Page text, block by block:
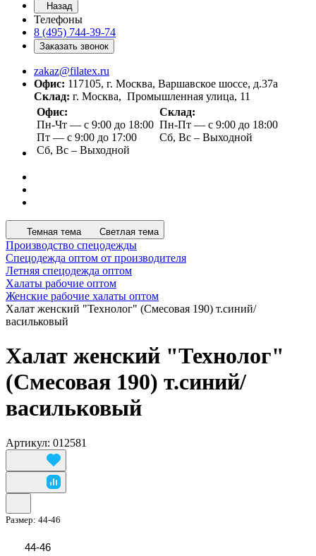
Назад
Телефоны
8 (495) 744-39-74
Заказать звонок
zakaz@filatex.ru
Офис: 117105, г. Москва, Варшавское шоссе, д.37а
Склад: г. Москва, Промышленная улица, 11
Офис:
Пн-Чт — с 9:00 до 18:00
Пт — с 9:00 до 17:00
Сб, Вс – Выходной
Склад:
Пн-Пт — с 9:00 до 18:00
Сб, Вс – Выходной
Темная тема Светлая тема
Производство спецодежды
Спецодежда оптом от производителя
Летняя спецодежда оптом
Халаты рабочие оптом
Женские рабочие халаты оптом
Халат женский "Технолог" (Смесовая 190) т.синий/
васильковый
Халат женский "Технолог"
(Смесовая 190) т.синий/
васильковый
Артикул: 012581
Размер: 44-46
44-46